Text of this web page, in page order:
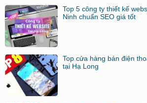
Top 5 công ty thiết kế
Ninh chuẩn SEO giá tốt
Top cửa hàng bán điện
tại Hạ Long